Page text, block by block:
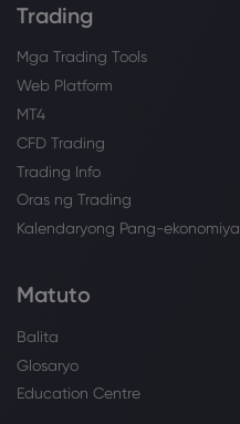
Trading
Mga Trading Tools
Web Platform
MT4
CFD Trading
Trading Info
Oras ng Trading
Kalendaryong Pang-ekonomiya
Matuto
Balita
Glosaryo
Education Centre